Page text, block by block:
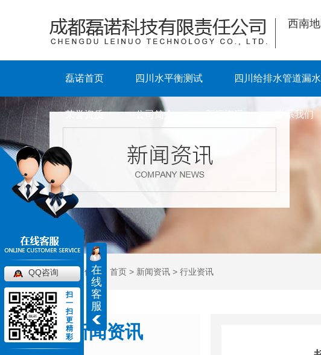
西南
磊诺首页 四川水平衡测试 四川给排水管道漏
荣誉资质 公司简介 新闻资讯 联系我们
当前位置： 首页 > 新闻资讯 > 行业资讯
新闻资讯
NEWS
在
线
客
服
QQ咨询
扫
一
扫
更
精
彩